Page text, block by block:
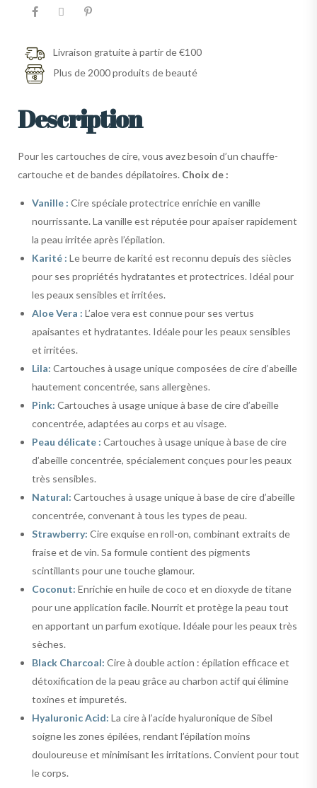
Livraison gratuite à partir de €100
Plus de 2000 produits de beauté
Description
Pour les cartouches de cire, vous avez besoin d’un chauffe-
cartouche et de bandes dépilatoires. Choix de :
Vanille : Cire spéciale protectrice enrichie en vanille
nourrissante. La vanille est réputée pour apaiser rapidement
la peau irritée après l’épilation.
Karité : Le beurre de karité est reconnu depuis des siècles
pour ses propriétés hydratantes et protectrices. Idéal pour
les peaux sensibles et irritées.
Aloe Vera : L’aloe vera est connue pour ses vertus
apaisantes et hydratantes. Idéale pour les peaux sensibles
et irritées.
Lila: Cartouches à usage unique composées de cire d’abeille
hautement concentrée, sans allergènes.
Pink: Cartouches à usage unique à base de cire d’abeille
concentrée, adaptées au corps et au visage.
Peau délicate : Cartouches à usage unique à base de cire
d’abeille concentrée, spécialement conçues pour les peaux
très sensibles.
Natural: Cartouches à usage unique à base de cire d’abeille
concentrée, convenant à tous les types de peau.
Strawberry: Cire exquise en roll-on, combinant extraits de
fraise et de vin. Sa formule contient des pigments
scintillants pour une touche glamour.
Coconut: Enrichie en huile de coco et en dioxyde de titane
pour une application facile. Nourrit et protège la peau tout
en apportant un parfum exotique. Idéale pour les peaux très
sèches.
Black Charcoal: Cire à double action : épilation efficace et
détoxification de la peau grâce au charbon actif qui élimine
toxines et impuretés.
Hyaluronic Acid: La cire à l’acide hyaluronique de Sibel
soigne les zones épilées, rendant l’épilation moins
douloureuse et minimisant les irritations. Convient pour tout
le corps.